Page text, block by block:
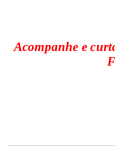
Acompanhe e